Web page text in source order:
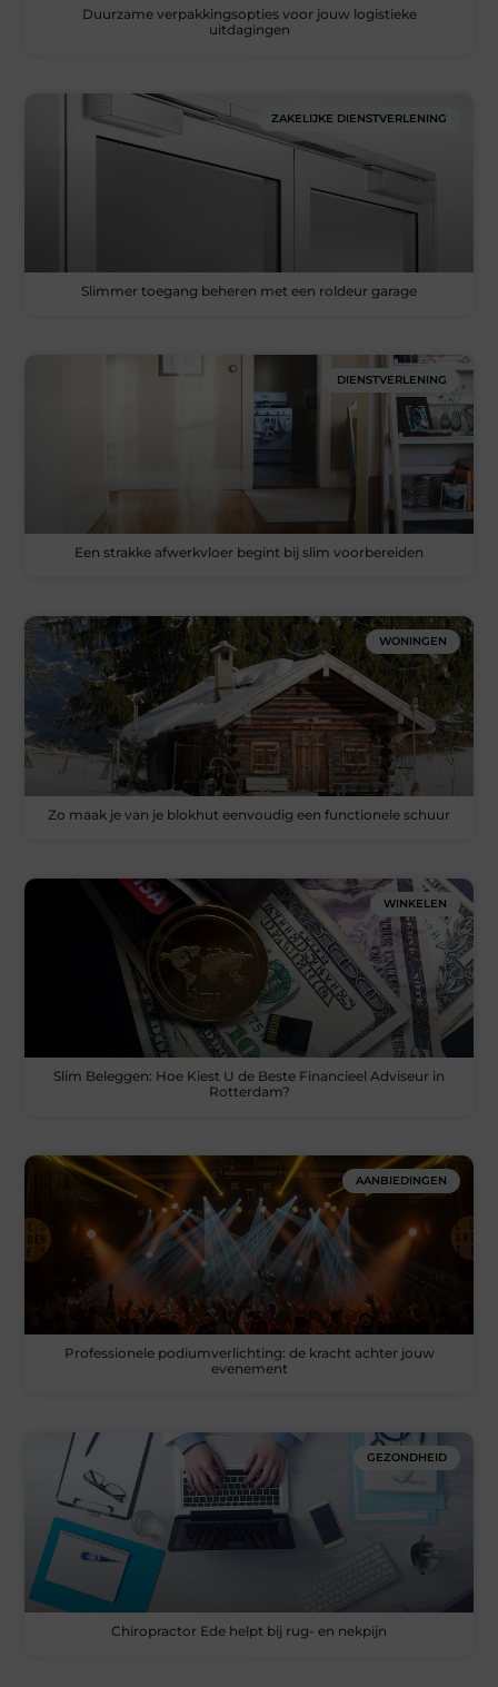
Duurzame verpakkingsopties voor jouw logistieke
uitdagingen
ZAKELIJKE DIENSTVERLENING
Slimmer toegang beheren met een roldeur garage
DIENSTVERLENING
Een strakke afwerkvloer begint bij slim voorbereiden
WONINGEN
Zo maak je van je blokhut eenvoudig een functionele schuur
WINKELEN
Slim Beleggen: Hoe Kiest U de Beste Financieel Adviseur in
Rotterdam?
AANBIEDINGEN
Professionele podiumverlichting: de kracht achter jouw
evenement
GEZONDHEID
Chiropractor Ede helpt bij rug- en nekpijn